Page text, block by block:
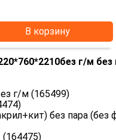
В корзину
г/м
без г/м (165499)
д/к (164474)
без пара